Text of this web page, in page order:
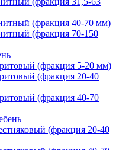
(фракция 40-70 мм)
(фракция 70-150
(фракция 5-20 мм)
(фракция 20-40
(фракция 40-70
(фракция 20-40